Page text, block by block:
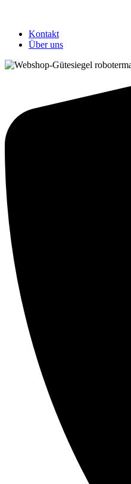
Kontakt
Über uns